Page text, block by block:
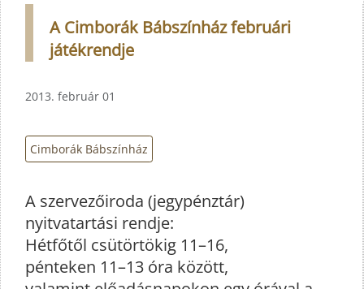
A Cimborák Bábszínház februári
játékrendje
2013. február 01
Cimborák Bábszínház
A szervezőiroda (jegypénztár)
nyitvatartási rendje:
Hétfőtől csütörtökig 11–16,
pénteken 11–13 óra között,